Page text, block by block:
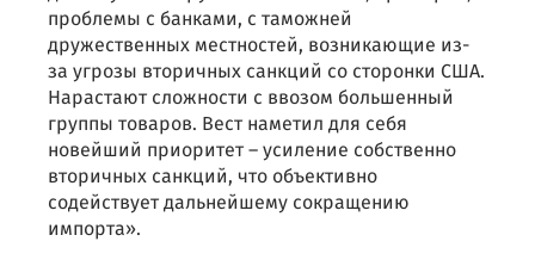
проблемы с банками, с таможней
дружественных местностей, возникающие из-
за угрозы вторичных санкций со сторонки США.
Нарастают сложности с ввозом большенный
группы товаров. Вест наметил для себя
новейший приоритет – усиление собственно
вторичных санкций, что объективно
содействует дальнейшему сокращению
импорта».